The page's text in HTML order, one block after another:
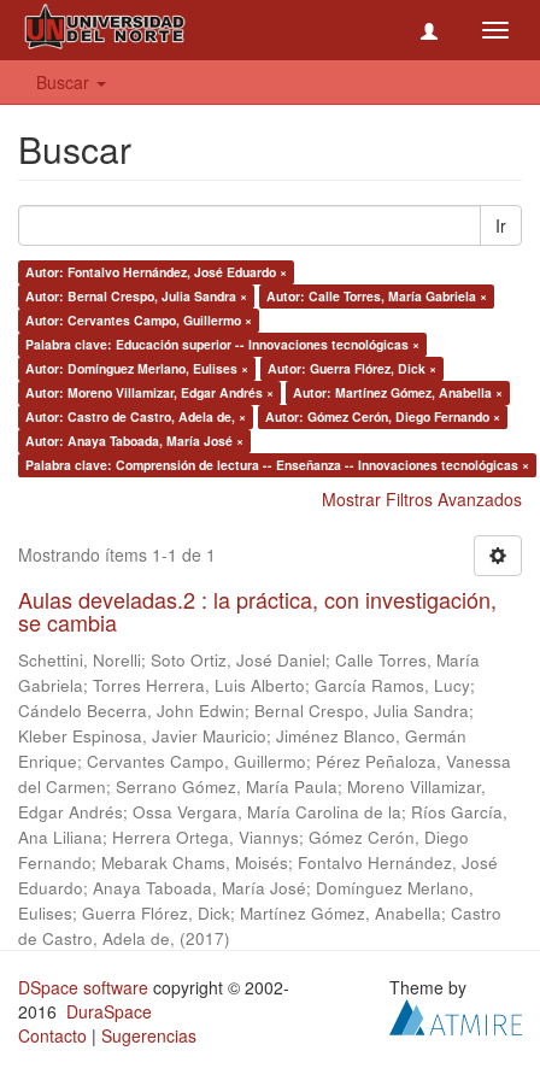
Buscar
Buscar
Ir
Autor: Fontalvo Hernández, José Eduardo ×
Autor: Bernal Crespo, Julia Sandra ×
Autor: Calle Torres, María Gabriela ×
Autor: Cervantes Campo, Guillermo ×
Palabra clave: Educación superior -- Innovaciones tecnológicas ×
Autor: Domínguez Merlano, Eulises ×
Autor: Guerra Flórez, Dick ×
Autor: Moreno Villamizar, Edgar Andrés ×
Autor: Martínez Gómez, Anabella ×
Autor: Castro de Castro, Adela de, ×
Autor: Gómez Cerón, Diego Fernando ×
Autor: Anaya Taboada, María José ×
Palabra clave: Comprensión de lectura -- Enseñanza -- Innovaciones tecnológicas ×
Mostrar Filtros Avanzados
Mostrando ítems 1-1 de 1
Aulas develadas.2 : la práctica, con investigación,
se cambia
Schettini, Norelli; Soto Ortiz, José Daniel; Calle Torres, María
Gabriela; Torres Herrera, Luis Alberto; García Ramos, Lucy;
Cándelo Becerra, John Edwin; Bernal Crespo, Julia Sandra;
Kleber Espinosa, Javier Mauricio; Jiménez Blanco, Germán
Enrique; Cervantes Campo, Guillermo; Pérez Peñaloza, Vanessa
del Carmen; Serrano Gómez, María Paula; Moreno Villamizar,
Edgar Andrés; Ossa Vergara, María Carolina de la; Ríos García,
Ana Liliana; Herrera Ortega, Viannys; Gómez Cerón, Diego
Fernando; Mebarak Chams, Moisés; Fontalvo Hernández, José
Eduardo; Anaya Taboada, María José; Domínguez Merlano,
Eulises; Guerra Flórez, Dick; Martínez Gómez, Anabella; Castro
de Castro, Adela de, (2017)
DSpace software copyright © 2002-
2016 DuraSpace
Contacto | Sugerencias
Theme by